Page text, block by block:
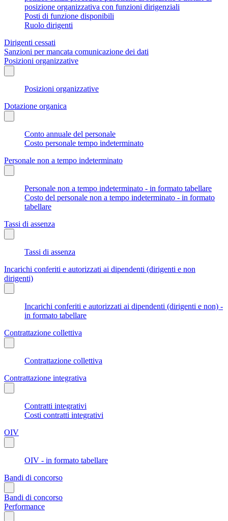
posizione organizzativa con funzioni dirigenziali
Posti di funzione disponibili
Ruolo dirigenti
Dirigenti cessati
Sanzioni per mancata comunicazione dei dati
Posizioni organizzative
Posizioni organizzative
Dotazione organica
Conto annuale del personale
Costo personale tempo indeterminato
Personale non a tempo indeterminato
Personale non a tempo indeterminato - in formato tabellare
Costo del personale non a tempo indeterminato - in formato
tabellare
Tassi di assenza
Tassi di assenza
Incarichi conferiti e autorizzati ai dipendenti (dirigenti e non
dirigenti)
Incarichi conferiti e autorizzati ai dipendenti (dirigenti e non) -
in formato tabellare
Contrattazione collettiva
Contrattazione collettiva
Contrattazione integrativa
Contratti integrativi
Costi contratti integrativi
OIV
OIV - in formato tabellare
Bandi di concorso
Bandi di concorso
Performance